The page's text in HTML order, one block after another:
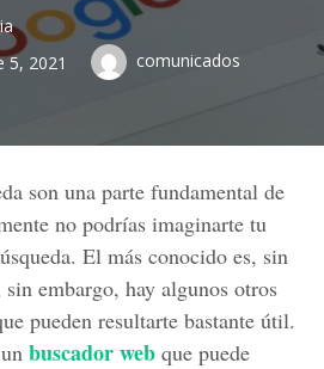
5, 2021 comunicados
son una parte fundamental de
no podrías imaginarte tu
El más conocido es, sin
embargo, hay algunos otros
pueden resultarte bastante útil.
unbuscador web que puede